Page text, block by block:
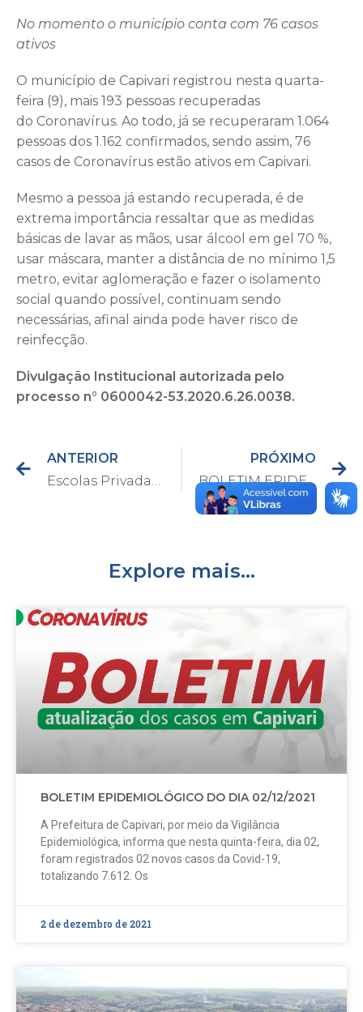
No momento o município conta com 76 casos
ativos
O município de Capivari registrou nesta quarta-
feira (9), mais 193 pessoas recuperadas
do Coronavírus. Ao todo, já se recuperaram 1.064
pessoas dos 1.162 confirmados, sendo assim, 76
casos de Coronavírus estão ativos em Capivari.
Mesmo a pessoa já estando recuperada, é de
extrema importância ressaltar que as medidas
básicas de lavar as mãos, usar álcool em gel 70 %,
usar máscara, manter a distância de no mínimo 1,5
metro, evitar aglomeração e fazer o isolamento
social quando possível, continuam sendo
necessárias, afinal ainda pode haver risco de
reinfecção.
Divulgação Institucional autorizada pelo
processo n° 0600042-53.2020.6.26.0038.
ANTERIOR
Escolas Privadas e Públicas Estaduais poderão retomar as aulas gradativamente em Capivari
PRÓXIMO
BOLETIM EPIDEMIOLÓGICO DO DIA 10/9/2020
Explore mais...
BOLETIM EPIDEMIOLÓGICO DO DIA 02/12/2021
A Prefeitura de Capivari, por meio da Vigilância
Epidemiológica, informa que nesta quinta-feira, dia 02,
foram registrados 02 novos casos da Covid-19,
totalizando 7.612. Os
2 de dezembro de 2021